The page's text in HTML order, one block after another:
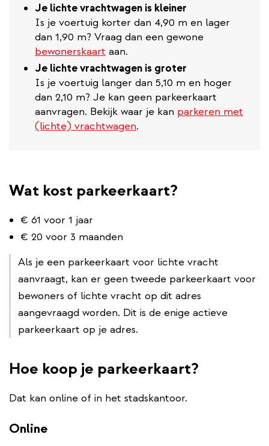
Je lichte vrachtwagen is kleiner
Is je voertuig korter dan 4,90 m en lager
dan 1,90 m? Vraag dan een gewone
bewonerskaart aan.
Je lichte vrachtwagen is groter
Is je voertuig langer dan 5,10 m en hoger
dan 2,10 m? Je kan geen parkeerkaart
aanvragen. Bekijk waar je kan parkeren met
(lichte) vrachtwagen.
Wat kost parkeerkaart?
€ 61 voor 1 jaar
€ 20 voor 3 maanden
Als je een parkeerkaart voor lichte vracht
aanvraagt, kan er geen tweede parkeerkaart voor
bewoners of lichte vracht op dit adres
aangevraagd worden. Dit is de enige actieve
parkeerkaart op je adres.
Hoe koop je parkeerkaart?
Dat kan online of in het stadskantoor.
Online